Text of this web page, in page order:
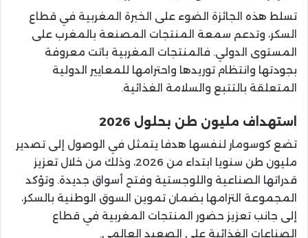
تسلط هذه الجائزة الضوء على الخبرة المغربية في قطاع
السكر، وتدعم سمعة المنتجات المصنعة بالمغرب على
المستوى الدولي. فالمنتجات المغربية باتت معروفة
بجودتها وانتظام توريدها واحترامها للمعايير الدولية
المتعلقة بالتتبع والسلامة الغذائية.
استهداف مليون طن بحلول 2026
تضع كوسومار لنفسها هدفا يتمثل في الوصول إلى تصدير
مليون طن سنويا ابتداء من 2026، وذلك من خلال تعزيز
قدراتها الصناعية واللوجستية وفتح أسواق جديدة. وتؤكد
المجموعة التزامها بضمان تموين السوق الوطنية بالسكر،
إلى جانب تعزيز حضور المنتجات المغربية في قطاع
الصناعات الغذائية على الصعيد العالمي.